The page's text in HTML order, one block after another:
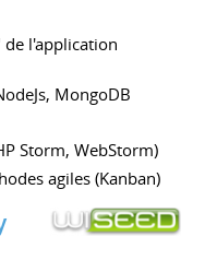
de l'application
MongoDB
Storm, WebStorm)
agiles (Kanban)